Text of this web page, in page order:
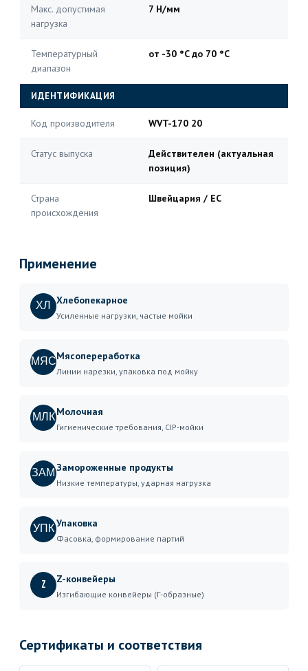
Макс. допустимая
нагрузка
7 Н/мм
Температурный
диапазон
от -30 °C до 70 °C
ИДЕНТИФИКАЦИЯ
Код производителя WVT-170 20
Статус выпуска
Действителен (актуальная
позиция)
Страна
происхождения
Швейцария / ЕС
Применение
ХЛ Хлебопекарное
Усиленные нагрузки, частые мойки
МЯСМясопереработка
Линии нарезки, упаковка под мойку
МЛКМолочная
Гигиенические требования, CIP-мойки
ЗАМЗамороженные продукты
Низкие температуры, ударная нагрузка
УПКУпаковка
Фасовка, формирование партий
Z Z-конвейеры
Изгибающие конвейеры (Г-образные)
Сертификаты и соответствия